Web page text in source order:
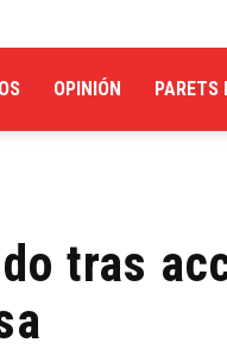
OPINIÓN PARETS
tras